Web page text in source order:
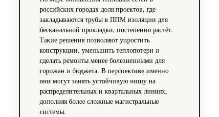
российских городах доля проектов, где
закладываются трубы в ППМ изоляции для
бесканальной прокладки, постепенно растёт.
Такие решения позволяют упростить
конструкции, уменьшить теплопотери и
сделать ремонты менее болезненными для
горожан и бюджета. В перспективе именно
они могут занять устойчивую нишу на
распределительных и квартальных линиях,
дополняя более сложные магистральные
системы.